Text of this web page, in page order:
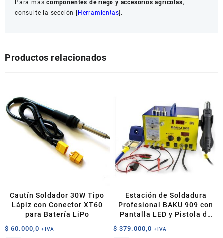
Para máscomponentes de riego y accesorios agrícolas,
consulte la sección [Herramientas].
Productos relacionados
Cautín Soldador 30W Tipo
Lápiz con Conector XT60
para Batería LiPo
$ 60.000,0 +IVA
Estación de Soldadura
Profesional BAKU 909 con
Pantalla LED y Pistola de
$ 379.000,0 +IVA